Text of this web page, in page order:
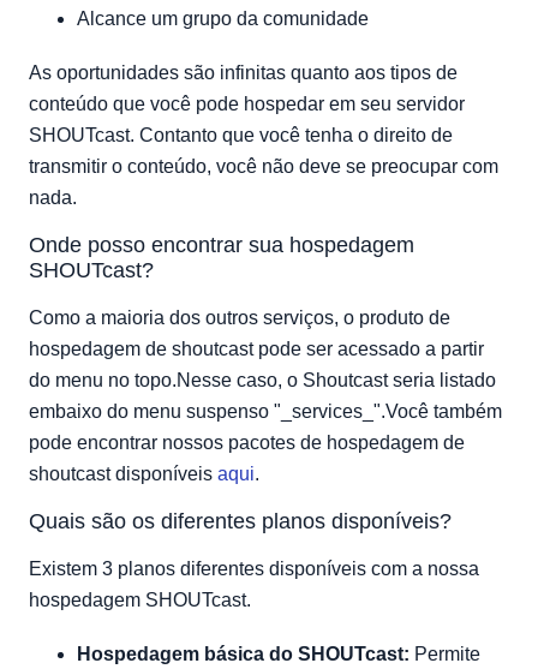
Alcance um grupo da comunidade
As oportunidades são infinitas quanto aos tipos de
conteúdo que você pode hospedar em seu servidor
SHOUTcast. Contanto que você tenha o direito de
transmitir o conteúdo, você não deve se preocupar com
nada.
Onde posso encontrar sua hospedagem
SHOUTcast?
Como a maioria dos outros serviços, o produto de
hospedagem de shoutcast pode ser acessado a partir
do menu no topo.Nesse caso, o Shoutcast seria listado
embaixo do menu suspenso "_services_".Você também
pode encontrar nossos pacotes de hospedagem de
shoutcast disponíveis aqui.
Quais são os diferentes planos disponíveis?
Existem 3 planos diferentes disponíveis com a nossa
hospedagem SHOUTcast.
Hospedagem básica do SHOUTcast: Permite